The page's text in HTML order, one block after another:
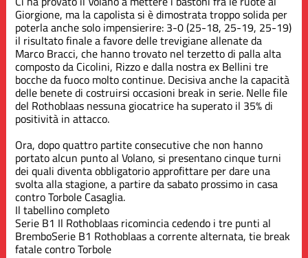
Giorgione, ma la capolista si è dimostrata troppo solida per
poterla anche solo impensierire: 3-0 (25-18, 25-19, 25-19)
il risultato finale a favore delle trevigiane allenate da
Marco Bracci, che hanno trovato nel terzetto di palla alta
composto da Cicolini, Rizzo e dalla nostra ex Bellini tre
bocche da fuoco molto continue. Decisiva anche la capacità
delle benete di costruirsi occasioni break in serie. Nelle file
del Rothoblaas nessuna giocatrice ha superato il 35% di
positività in attacco.
Ora, dopo quattro partite consecutive che non hanno
portato alcun punto al Volano, si presentano cinque turni
dei quali diventa obbligatorio approfittare per dare una
svolta alla stagione, a partire da sabato prossimo in casa
contro Torbole Casaglia.
Il tabellino completo
Serie B1 Il Rothoblaas ricomincia cedendo i tre punti al
BremboSerie B1 Rothoblaas a corrente alternata, tie break
fatale contro Torbole